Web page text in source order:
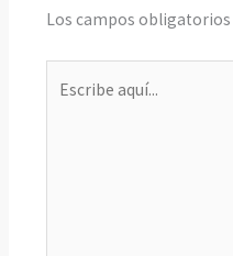
Los campos